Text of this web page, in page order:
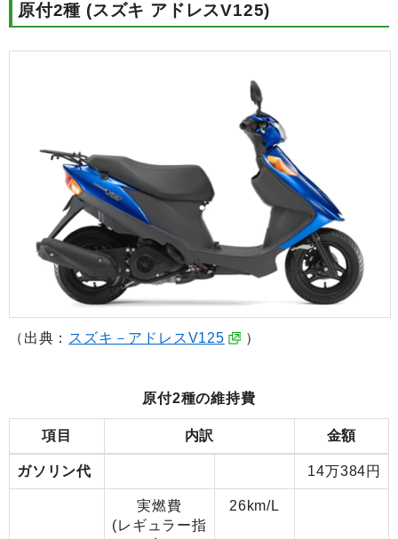
原付2種 (スズキ アドレスV125)
（出典： スズキ－アドレスV125 ）
原付2種の維持費
項目 内訳 金額
ガソリン代 14万384円
実燃費
(レギュラー指
26km/L